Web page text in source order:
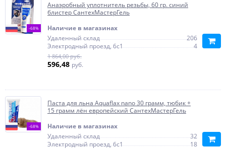
-68%
Анаэробный уплотнитель резьбы, 60 гр. синий
блистер СантехМастерГель
Наличие в магазинах
Удаленный склад
206
Электродный проезд, 6с1
4
1 864,00 руб.
596,48 руб.
-68%
Паста для льна Aquaflax nano 30 грамм, тюбик +
15 грамм лён европейский СантехМастерГель
Наличие в магазинах
Удаленный склад
32
Электродный проезд, 6с1
18